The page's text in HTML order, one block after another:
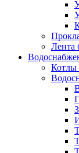
Лента
Котлы